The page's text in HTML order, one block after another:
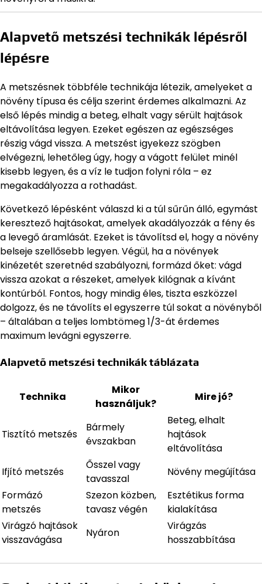
Alapvető metszési technikák lépésről
lépésre
A metszésnek többféle technikája létezik, amelyeket a
növény típusa és célja szerint érdemes alkalmazni. Az
első lépés mindig a beteg, elhalt vagy sérült hajtások
eltávolítása legyen. Ezeket egészen az egészséges
részig vágd vissza. A metszést igyekezz szögben
elvégezni, lehetőleg úgy, hogy a vágott felület minél
kisebb legyen, és a víz le tudjon folyni róla – ez
megakadályozza a rothadást.
Következő lépésként válaszd ki a túl sűrűn álló, egymást
keresztező hajtásokat, amelyek akadályozzák a fény és
a levegő áramlását. Ezeket is távolítsd el, hogy a növény
belseje szellősebb legyen. Végül, ha a növények
kinézetét szeretnéd szabályozni, formázd őket: vágd
vissza azokat a részeket, amelyek kilógnak a kívánt
kontúrból. Fontos, hogy mindig éles, tiszta eszközzel
dolgozz, és ne távolíts el egyszerre túl sokat a növényből
– általában a teljes lombtömeg 1/3-át érdemes
maximum levágni egyszerre.
Alapvető metszési technikák táblázata
Technika
Mikor
használjuk?
Mire jó?
Tisztító metszés
Bármely
évszakban
Beteg, elhalt
hajtások
eltávolítása
Ifjító metszés
Ősszel vagy
tavasszal
Növény megújítása
Formázó
metszés
Szezon közben,
tavasz végén
Esztétikus forma
kialakítása
Virágzó hajtások
visszavágása
Nyáron
Virágzás
hosszabbítása